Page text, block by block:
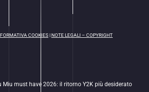
COOKIES|NOTE LEGALI – COPYRIGHT
Miu must have 2026: il ritorno Y2K più desiderato